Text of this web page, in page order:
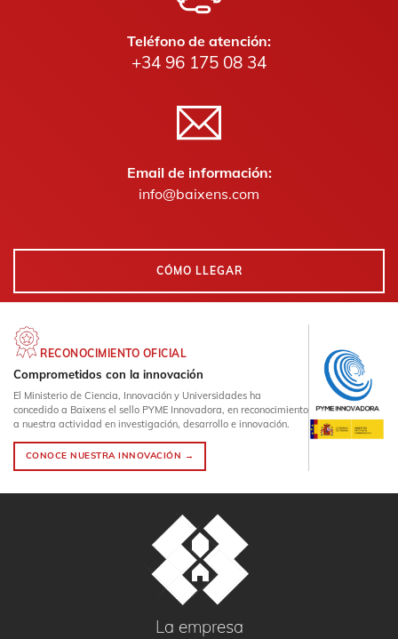
Teléfono de atención:
+34 96 175 08 34
Email de información:
info@baixens.com
CÓMO LLEGAR
RECONOCIMIENTO OFICIAL
Comprometidos con la innovación
El Ministerio de Ciencia, Innovación y Universidades ha
concedido a Baixens el sello PYME Innovadora, en reconocimiento
a nuestra actividad en investigación, desarrollo e innovación.
CONOCE NUESTRA INNOVACIÓN →
La empresa